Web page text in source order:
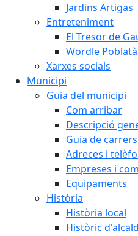
Jardins Artigas
Entreteniment
El Tresor de
Wordle Poblatà
Xarxes socials
Municipi
Guia del municipi
Com arribar
Descripció
Guia de carrers
Adreces i
Empreses i
Equipaments
Història
Història local
Històric